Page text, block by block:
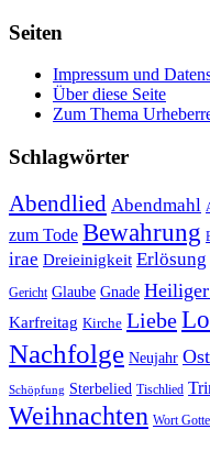
Seiten
Impressum und
Über diese Seite
Zum Thema
Schlagwörter
Abendlied Abendmahl
zum Tode Bewahrung
irae Dreieinigkeit Erlösung
Gericht Glaube Gnade
Karfreitag Kirche Liebe
Nachfolge Neujahr
Schöpfung Sterbelied Tischlied
Weihnachten Wort